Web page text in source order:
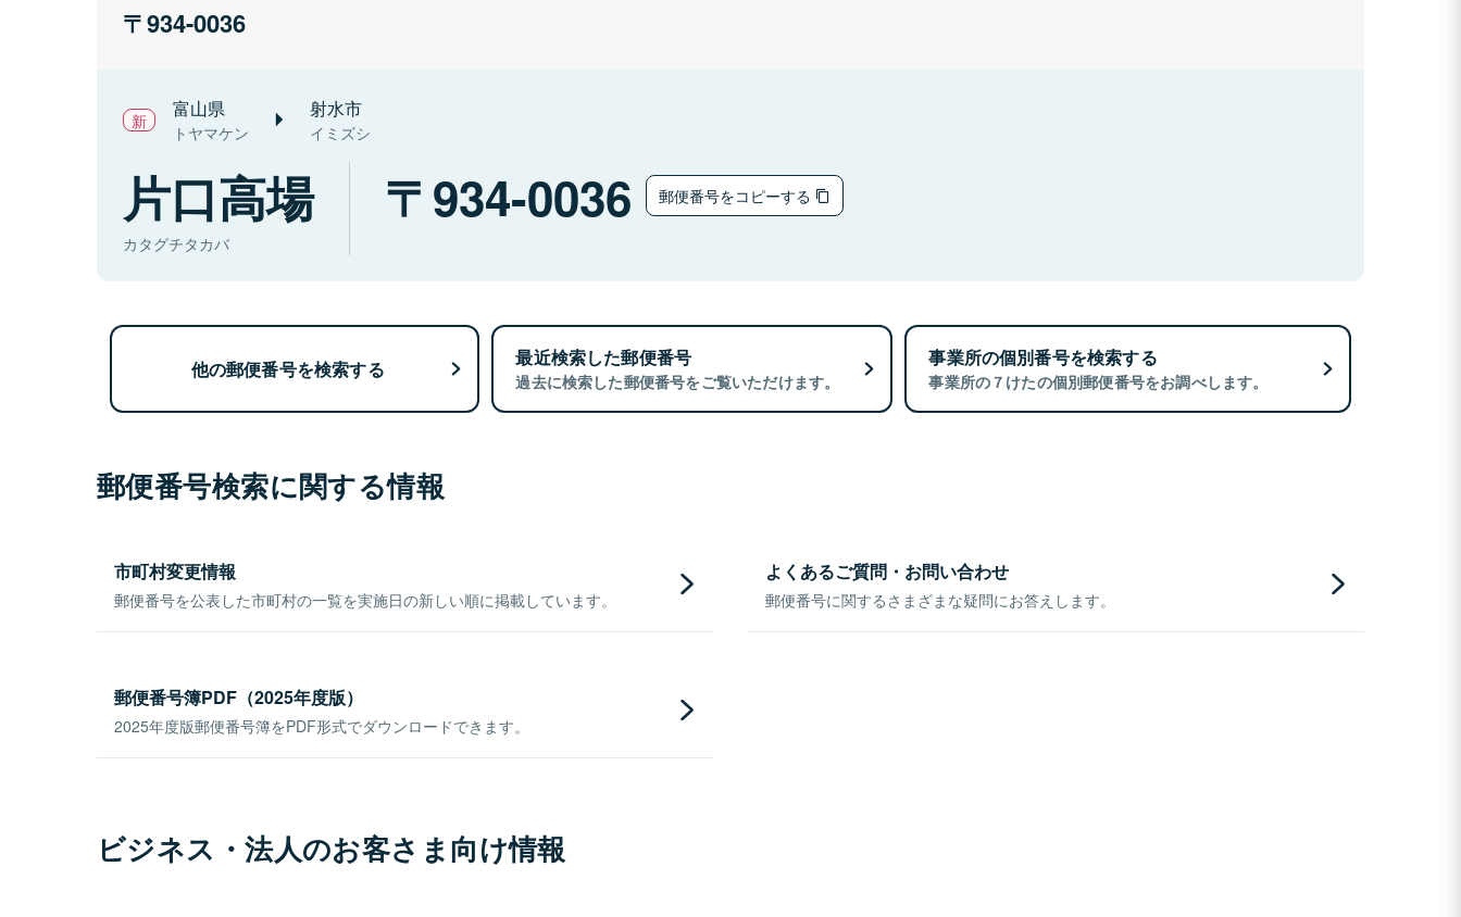
934-0036
富山県
トヤマケン
射水市
イミズシ
片口高場
カタグチタカバ
934-0036 郵便番号をコピーする
他の郵便番号を検索する 最近検索した郵便番号
過去に検索した郵便番号をご覧いただけます。
事業所の個別番号を検索する
事業所の７けたの個別郵便番号をお調べします。
郵便番号検索に関する情報
市町村変更情報
郵便番号を公表した市町村の一覧を実施日の新しい順に掲載しています。
よくあるご質問・お問い合わせ
郵便番号に関するさまざまな疑問にお答えします。
郵便番号簿PDF（2025年度版）
2025年度版郵便番号簿をPDF形式でダウンロードできます。
ビジネス・法人のお客さま向け情報